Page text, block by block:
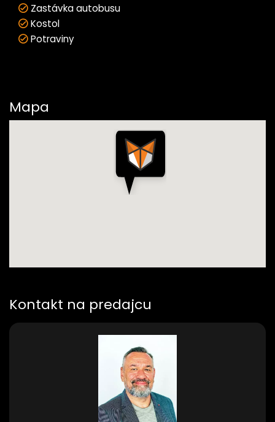
Zastávka autobusu
Kostol
Potraviny
Mapa
Kontakt na predajcu